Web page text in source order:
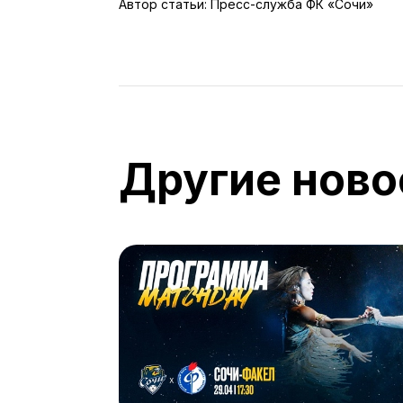
Автор статьи: Пресс-служба ФК «Сочи»
Другие